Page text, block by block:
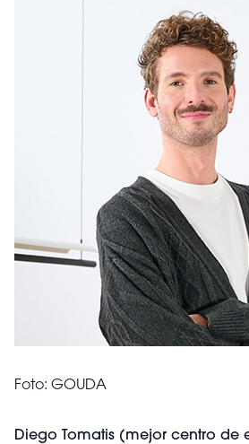
Foto: GOUDA
Diego Tomatis (mejor centro de